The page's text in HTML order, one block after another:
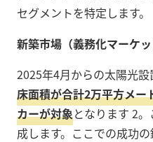
セグメントを特定します。
新築市場（義務化マーケ
2025年4月からの太陽光
床面積が合計2万平方メー
カーが対象となります 2
成します。ここでの成功の